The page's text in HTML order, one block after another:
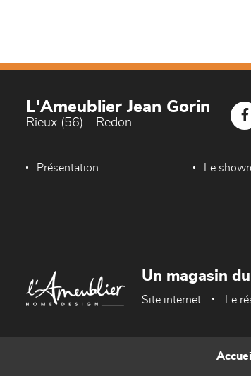
L'Ameublier Jean Gorin
Rieux (56) - Redon
Présentation Le
Un magasin
Site internet Le
Accueil